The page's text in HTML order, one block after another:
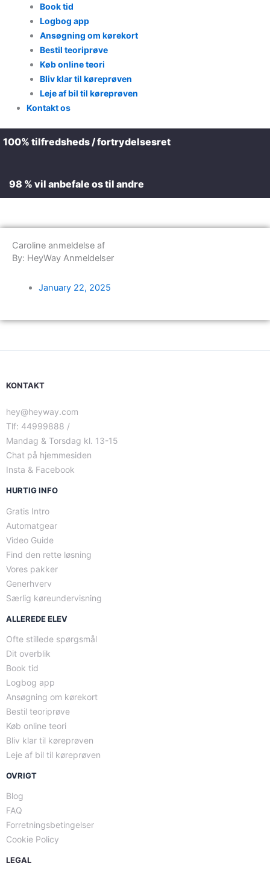
Book tid
Logbog app
Ansøgning om kørekort
Bestil teoriprøve
Køb online teori
Bliv klar til køreprøven
Leje af bil til køreprøven
Kontakt os
100% tilfredsheds / fortrydelsesret
98 % vil anbefale os til andre
Caroline anmeldelse af
By: HeyWay Anmeldelser
January 22, 2025
KONTAKT
hey@heyway.com
Tlf: 44999888 /
Mandag & Torsdag kl. 13-15
Chat på hjemmesiden
Insta & Facebook
HURTIG INFO
Gratis Intro
Automatgear
Video Guide
Find den rette løsning
Vores pakker
Generhverv
Særlig køreundervisning
ALLEREDE ELEV
Ofte stillede spørgsmål
Dit overblik
Book tid
Logbog app
Ansøgning om kørekort
Bestil teoriprøve
Køb online teori
Bliv klar til køreprøven
Leje af bil til køreprøven
OVRIGT
Blog
FAQ
Forretningsbetingelser
Cookie Policy
LEGAL